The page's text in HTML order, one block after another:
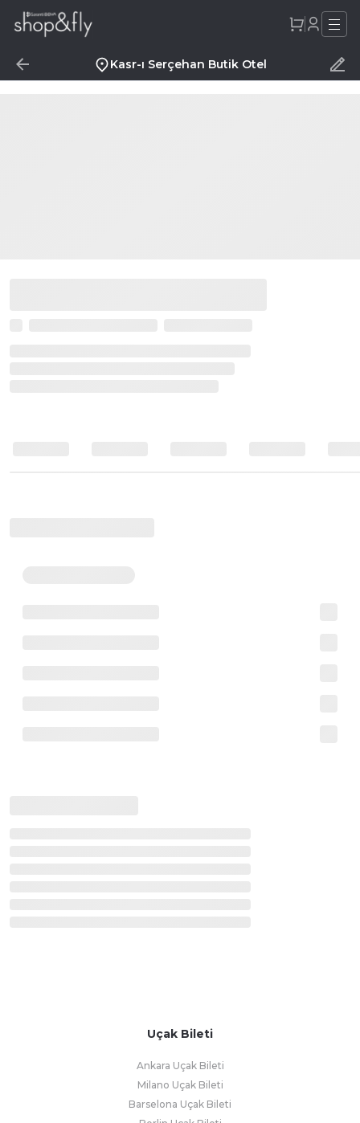
Kasr-ı Serçehan Butik Otel
Uçak Bileti
Ankara Uçak Bileti
Milano Uçak Bileti
Barselona Uçak Bileti